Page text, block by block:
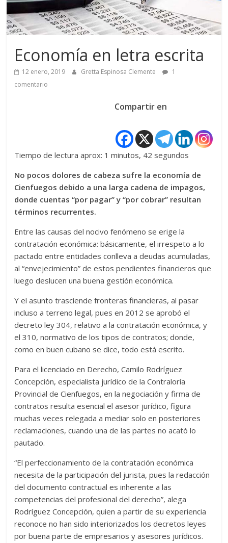
Economía en letra escrita
12 enero, 2019 Gretta Espinosa Clemente
1
comentario
Compartir en
Tiempo de lectura aprox: 1 minutos, 42 segundos
No pocos dolores de cabeza sufre la economía de
Cienfuegos debido a una larga cadena de impagos,
donde cuentas “por pagar” y “por cobrar” resultan
términos recurrentes.
Entre las causas del nocivo fenómeno se erige la
contratación económica: básicamente, el irrespeto a lo
pactado entre entidades conlleva a deudas acumuladas,
al “envejecimiento” de estos pendientes financieros que
luego deslucen una buena gestión económica.
Y el asunto trasciende fronteras financieras, al pasar
incluso a terreno legal, pues en 2012 se aprobó el
decreto ley 304, relativo a la contratación económica, y
el 310, normativo de los tipos de contratos; donde,
como en buen cubano se dice, todo está escrito.
Para el licenciado en Derecho, Camilo Rodríguez
Concepción, especialista jurídico de la Contraloría
Provincial de Cienfuegos, en la negociación y firma de
contratos resulta esencial el asesor jurídico, figura
muchas veces relegada a mediar solo en posteriores
reclamaciones, cuando una de las partes no acató lo
pautado.
“El perfeccionamiento de la contratación económica
necesita de la participación del jurista, pues la redacción
del documento contractual es inherente a las
competencias del profesional del derecho”, alega
Rodríguez Concepción, quien a partir de su experiencia
reconoce no han sido interiorizados los decretos leyes
por buena parte de empresarios y asesores jurídicos.